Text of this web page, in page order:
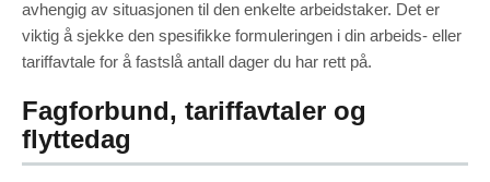
avhengig av situasjonen til den enkelte arbeidstaker. Det er
viktig å sjekke den spesifikke formuleringen i din arbeids- eller
tariffavtale for å fastslå antall dager du har rett på.
Fagforbund, tariffavtaler og
flyttedag